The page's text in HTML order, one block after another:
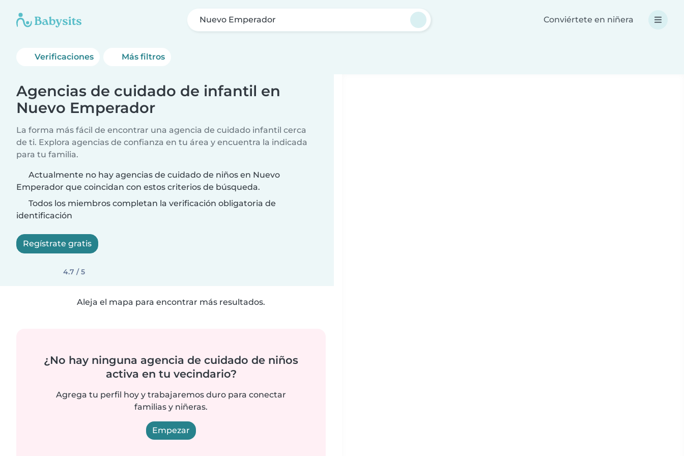
Nuevo Emperador Conviértete en niñera
Verificaciones Más filtros
Agencias de cuidado de infantil en
Nuevo Emperador
La forma más fácil de encontrar una agencia de cuidado infantil cerca
de ti. Explora agencias de confianza en tu área y encuentra la indicada
para tu familia.
Actualmente no hay agencias de cuidado de niños en Nuevo
Emperador que coincidan con estos criterios de búsqueda.
Todos los miembros completan la verificación obligatoria de
identificación
Regístrate gratis
4.7 / 5
Aleja el mapa para encontrar más resultados.
¿No hay ninguna agencia de cuidado de niños
activa en tu vecindario?
Agrega tu perfil hoy y trabajaremos duro para conectar
familias y niñeras.
Empezar